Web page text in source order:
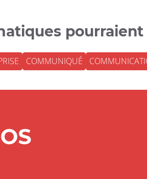
COMMUNIQUÉ